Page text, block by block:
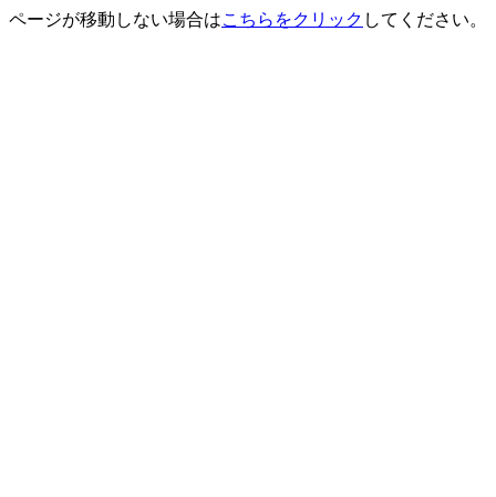
ページが移動しない場合はこちらをクリック してください。